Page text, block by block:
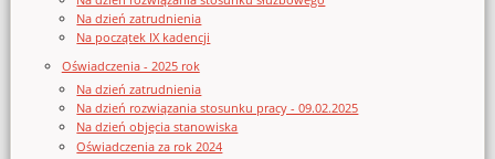
Na dzień zatrudnienia
Na początek IX kadencji
Oświadczenia - 2025 rok
Na dzień zatrudnienia
Na dzień rozwiązania stosunku pracy - 09.02.2025
Na dzień objęcia stanowiska
Oświadczenia za rok 2024